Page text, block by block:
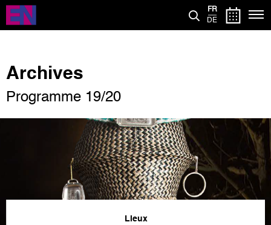
Aller
contenu
FR
DE
Archives
Programme 19/20
Lieux